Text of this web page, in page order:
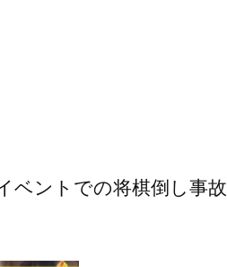
ベントでの将棋倒し事故